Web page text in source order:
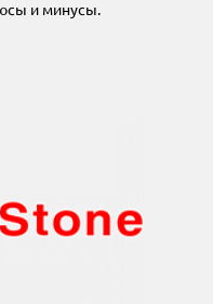
и минусы.